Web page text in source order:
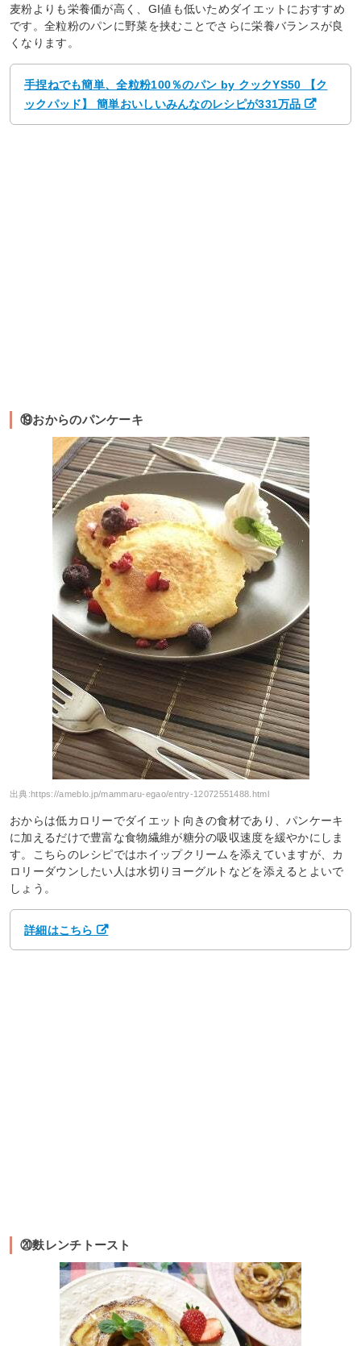
麦粉よりも栄養価が高く、GI値も低いためダイエットにおすすめ
です。全粒粉のパンに野菜を挟むことでさらに栄養バランスが良
くなります。
手捏ねでも簡単、全粒粉100％のパン by クックYS50 【ク
ックパッド】 簡単おいしいみんなのレシピが331万品
⑲おからのパンケーキ
出典:https://ameblo.jp/mammaru-egao/entry-12072551488.html
おからは低カロリーでダイエット向きの食材であり、パンケーキ
に加えるだけで豊富な食物繊維が糖分の吸収速度を緩やかにしま
す。こちらのレシピではホイップクリームを添えていますが、カ
ロリーダウンしたい人は水切りヨーグルトなどを添えるとよいで
しょう。
詳細はこちら
⑳麩レンチトースト